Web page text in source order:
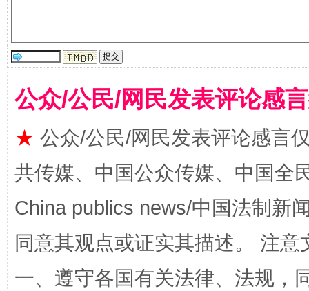
全民健身五年计划来了！等你上场
阿坝州三大球赛在茂县开幕 规模
公众/公民/网民发表评论感
★ 公众/公民/网民发表评论感言
共传媒、中国公众传媒、中国全
China publics news/中国法制新
同意其观点或证实其描述。 注
一、遵守各国有关法律、法规，